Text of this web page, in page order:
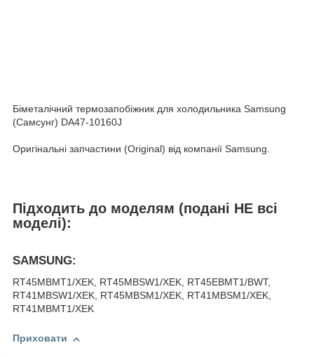
Біметалічний термозапобіжник для холодильника Samsung
(Самсунг) DA47-10160J
Оригінальні запчастини (Original) від компанії Samsung.
Підходить до моделям (подані НЕ всі
моделі):
SAMSUNG:
RT45MBMT1/XEK, RT45MBSW1/XEK, RT45EBMT1/BWT,
RT41MBSW1/XEK, RT45MBSM1/XEK, RT41MBSM1/XEK,
RT41MBMT1/XEK
Приховати